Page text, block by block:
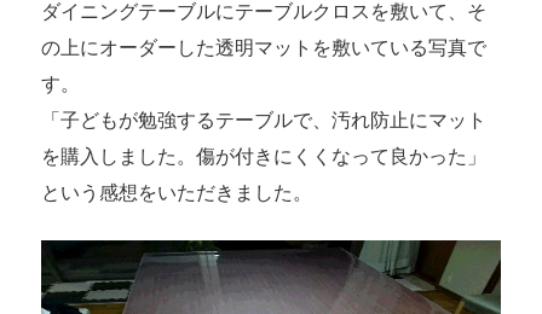
ダイニングテーブルにテーブルクロスを敷いて、そ
の上にオーダーした透明マットを敷いている写真で
す。
「子どもが勉強するテーブルで、汚れ防止にマット
を購入しました。傷が付きにくくなって良かった」
という感想をいただきました。